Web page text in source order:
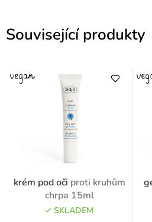
Související produkty
krém pod oči proti kruhům
chrpa 15ml
SKLADEM